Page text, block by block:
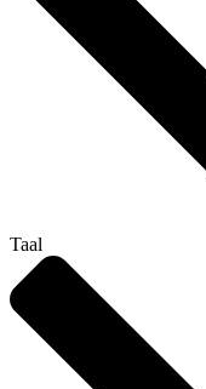
Taal